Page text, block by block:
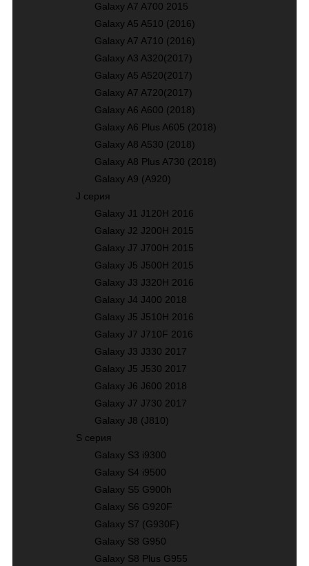
Galaxy A7 A700 2015
Galaxy A5 A510 (2016)
Galaxy A7 A710 (2016)
Galaxy A3 A320(2017)
Galaxy A5 A520(2017)
Galaxy A7 A720(2017)
Galaxy A6 A600 (2018)
Galaxy A6 Plus A605 (2018)
Galaxy A8 A530 (2018)
Galaxy A8 Plus A730 (2018)
Galaxy A9 (A920)
J серия
Galaxy J1 J120H 2016
Galaxy J2 J200H 2015
Galaxy J7 J700H 2015
Galaxy J5 J500H 2015
Galaxy J3 J320H 2016
Galaxy J4 J400 2018
Galaxy J5 J510H 2016
Galaxy J7 J710F 2016
Galaxy J3 J330 2017
Galaxy J5 J530 2017
Galaxy J6 J600 2018
Galaxy J7 J730 2017
Galaxy J8 (J810)
S серия
Galaxy S3 i9300
Galaxy S4 i9500
Galaxy S5 G900h
Galaxy S6 G920F
Galaxy S7 (G930F)
Galaxy S8 G950
Galaxy S8 Plus G955